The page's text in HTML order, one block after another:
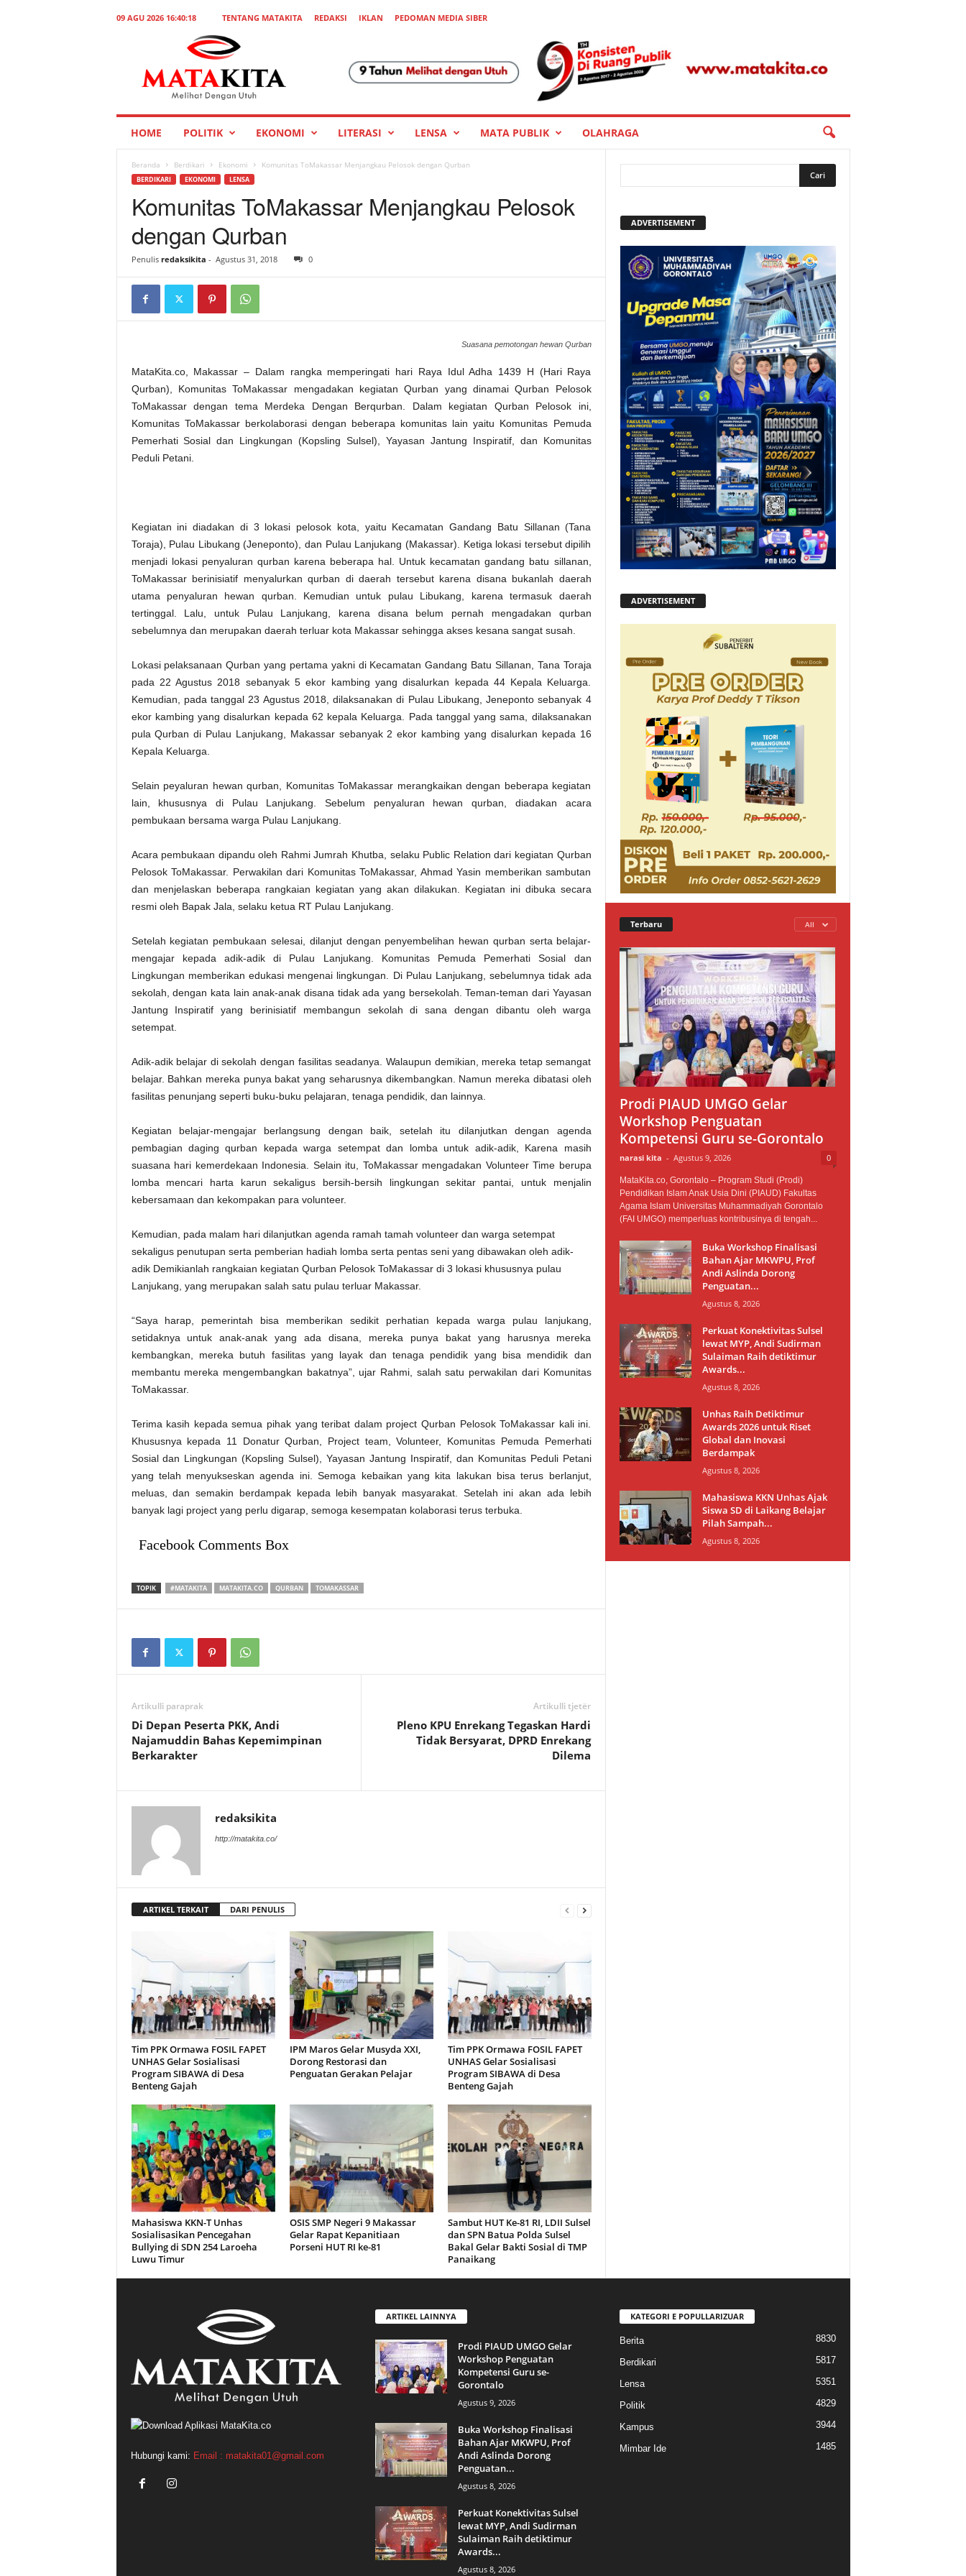
09 AGU 2026 16:40:18 TENTANG MATAKITA REDAKSI IKLAN
PEDOMAN MEDIA SIBER
HOME POLITIK EKONOMI LITERASI LENSA MATA PUBLIK OLAHRAGA
Beranda Berdikari Ekonomi Komunitas ToMakassar Menjangkau Pelosok dengan Qurban
BERDIKARI EKONOMI LENSA
Komunitas ToMakassar Menjangkau Pelosok
dengan Qurban
Penulis redaksikita - Agustus 31, 2018 0
Suasana pemotongan hewan Qurban
MataKita.co, Makassar – Dalam rangka memperingati hari Raya Idul Adha 1439 H (Hari Raya
Qurban), Komunitas ToMakassar mengadakan kegiatan Qurban yang dinamai Qurban Pelosok
ToMakassar dengan tema Merdeka Dengan Berqurban. Dalam kegiatan Qurban Pelosok ini,
Komunitas ToMakassar berkolaborasi dengan beberapa komunitas lain yaitu Komunitas Pemuda
Pemerhati Sosial dan Lingkungan (Kopsling Sulsel), Yayasan Jantung Inspiratif, dan Komunitas
Peduli Petani.
Kegiatan ini diadakan di 3 lokasi pelosok kota, yaitu Kecamatan Gandang Batu Sillanan (Tana
Toraja), Pulau Libukang (Jeneponto), dan Pulau Lanjukang (Makassar). Ketiga lokasi tersebut dipilih
menjadi lokasi penyaluran qurban karena beberapa hal. Untuk kecamatan gandang batu sillanan,
ToMakassar berinisiatif menyalurkan qurban di daerah tersebut karena disana bukanlah daerah
utama penyaluran hewan qurban. Kemudian untuk pulau Libukang, karena termasuk daerah
tertinggal. Lalu, untuk Pulau Lanjukang, karena disana belum pernah mengadakan qurban
sebelumnya dan merupakan daerah terluar kota Makassar sehingga akses kesana sangat susah.
Lokasi pelaksanaan Qurban yang pertama yakni di Kecamatan Gandang Batu Sillanan, Tana Toraja
pada 22 Agustus 2018 sebanyak 5 ekor kambing yang disalurkan kepada 44 Kepala Keluarga.
Kemudian, pada tanggal 23 Agustus 2018, dilaksanakan di Pulau Libukang, Jeneponto sebanyak 4
ekor kambing yang disalurkan kepada 62 kepala Keluarga. Pada tanggal yang sama, dilaksanakan
pula Qurban di Pulau Lanjukang, Makassar sebanyak 2 ekor kambing yang disalurkan kepada 16
Kepala Keluarga.
Selain peyaluran hewan qurban, Komunitas ToMakassar merangkaikan dengan beberapa kegiatan
lain, khususnya di Pulau Lanjukang. Sebelum penyaluran hewan qurban, diadakan acara
pembukaan bersama warga Pulau Lanjukang.
Acara pembukaan dipandu oleh Rahmi Jumrah Khutba, selaku Public Relation dari kegiatan Qurban
Pelosok ToMakassar. Perwakilan dari Komunitas ToMakassar, Ahmad Yasin memberikan sambutan
dan menjelaskan beberapa rangkaian kegiatan yang akan dilakukan. Kegiatan ini dibuka secara
resmi oleh Bapak Jala, selaku ketua RT Pulau Lanjukang.
Setelah kegiatan pembukaan selesai, dilanjut dengan penyembelihan hewan qurban serta belajar-
mengajar kepada adik-adik di Pulau Lanjukang. Komunitas Pemuda Pemerhati Sosial dan
Lingkungan memberikan edukasi mengenai lingkungan. Di Pulau Lanjukang, sebelumnya tidak ada
sekolah, dengan kata lain anak-anak disana tidak ada yang bersekolah. Teman-teman dari Yayasan
Jantung Inspiratif yang berinisiatif membangun sekolah di sana dengan dibantu oleh warga
setempat.
Adik-adik belajar di sekolah dengan fasilitas seadanya. Walaupun demikian, mereka tetap semangat
belajar. Bahkan mereka punya bakat yang seharusnya dikembangkan. Namun mereka dibatasi oleh
fasilitas penunjang seperti buku-buku pelajaran, tenaga pendidik, dan lainnya.
Kegiatan belajar-mengajar berlangsung dengan baik, setelah itu dilanjutkan dengan agenda
pembagian daging qurban kepada warga setempat dan lomba untuk adik-adik, Karena masih
suasana hari kemerdekaan Indonesia. Selain itu, ToMakassar mengadakan Volunteer Time berupa
lomba mencari harta karun sekaligus bersih-bersih lingkungan sekitar pantai, untuk menjalin
kebersamaan dan kekompakan para volunteer.
Kemudian, pada malam hari dilanjutkan agenda ramah tamah volunteer dan warga setempat
sekaligus penutupan serta pemberian hadiah lomba serta pentas seni yang dibawakan oleh adik-
adik Demikianlah rangkaian kegiatan Qurban Pelosok ToMakassar di 3 lokasi khususnya pulau
Lanjukang, yang merupakan salah satu pulau terluar Makassar.
“Saya harap, pemerintah bisa memberikan sedikit perhatian kepada warga pulau lanjukang,
setidaknya untuk anak-anak yang ada disana, mereka punya bakat yang harusnya mereka
kembangkan, mereka butuh fasilitas yang layak dan tenaga pendidik yang bisa mendidik dan
membantu mereka mengembangkan bakatnya”, ujar Rahmi, salah satu perwakilan dari Komunitas
ToMakassar.
Terima kasih kepada semua pihak yang teribat dalam project Qurban Pelosok ToMakassar kali ini.
Khususnya kepada 11 Donatur Qurban, Project team, Volunteer, Komunitas Pemuda Pemerhati
Sosial dan Lingkungan (Kopsling Sulsel), Yayasan Jantung Inspiratif, dan Komunitas Peduli Petani
yang telah menyukseskan agenda ini. Semoga kebaikan yang kita lakukan bisa terus berlanjut,
meluas, dan semakin berdampak kepada lebih banyak masyarakat. Setelah ini akan ada lebih
banyak lagi project yang perlu digarap, semoga kesempatan kolaborasi terus terbuka.
Facebook Comments Box
TOPIK #MATAKITA MATAKITA.CO QURBAN TOMAKASSAR
Artikulli paraprak
Di Depan Peserta PKK, Andi
Najamuddin Bahas Kepemimpinan
Berkarakter
Artikulli tjetër
Pleno KPU Enrekang Tegaskan Hardi
Tidak Bersyarat, DPRD Enrekang
Dilema
redaksikita
http://matakita.co/
ARTIKEL TERKAIT DARI PENULIS
Tim PPK Ormawa FOSIL FAPET
UNHAS Gelar Sosialisasi
Program SIBAWA di Desa
Benteng Gajah
IPM Maros Gelar Musyda XXI,
Dorong Restorasi dan
Penguatan Gerakan Pelajar
Tim PPK Ormawa FOSIL FAPET
UNHAS Gelar Sosialisasi
Program SIBAWA di Desa
Benteng Gajah
Mahasiswa KKN-T Unhas
Sosialisasikan Pencegahan
Bullying di SDN 254 Laroeha
Luwu Timur
OSIS SMP Negeri 9 Makassar
Gelar Rapat Kepanitiaan
Porseni HUT RI ke-81
Sambut HUT Ke-81 RI, LDII Sulsel
dan SPN Batua Polda Sulsel
Bakal Gelar Bakti Sosial di TMP
Panaikang
ADVERTISEMENT
ADVERTISEMENT
Terbaru All
Prodi PIAUD UMGO Gelar
Workshop Penguatan
Kompetensi Guru se-Gorontalo
narasi kita - Agustus 9, 2026 0
MataKita.co, Gorontalo – Program Studi (Prodi)
Pendidikan Islam Anak Usia Dini (PIAUD) Fakultas
Agama Islam Universitas Muhammadiyah Gorontalo
(FAI UMGO) memperluas kontribusinya di tengah...
Buka Workshop Finalisasi
Bahan Ajar MKWPU, Prof
Andi Aslinda Dorong
Penguatan...
Agustus 8, 2026
Perkuat Konektivitas Sulsel
lewat MYP, Andi Sudirman
Sulaiman Raih detiktimur
Awards...
Agustus 8, 2026
Unhas Raih Detiktimur
Awards 2026 untuk Riset
Global dan Inovasi
Berdampak
Agustus 8, 2026
Mahasiswa KKN Unhas Ajak
Siswa SD di Laikang Belajar
Pilah Sampah...
Agustus 8, 2026
Hubungi kami: Email : matakita01@gmail.com
ARTIKEL LAINNYA
Prodi PIAUD UMGO Gelar
Workshop Penguatan
Kompetensi Guru se-
Gorontalo
Agustus 9, 2026
Buka Workshop Finalisasi
Bahan Ajar MKWPU, Prof
Andi Aslinda Dorong
Penguatan...
Agustus 8, 2026
Perkuat Konektivitas Sulsel
lewat MYP, Andi Sudirman
Sulaiman Raih detiktimur
Awards...
Agustus 8, 2026
KATEGORI E POPULLARIZUAR
Berita 8830
Berdikari 5817
Lensa 5351
Politik 4829
Kampus 3944
Mimbar Ide 1485